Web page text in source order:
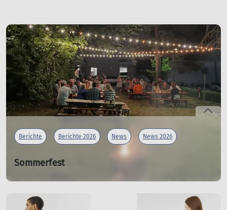
Unser Kletterraum ist aufgrund von Vandalismus bis auf
weiteres gesperrt.
Wir bitten um euer Verständins und informieren euch
hier, sobald der Raum wieder geöffnet ist.
mehr erfahren
Berichte Berichte 2026 News News 2026
Sommerfest
am 26.06.2026
Sommer, Sonne gute Laune.